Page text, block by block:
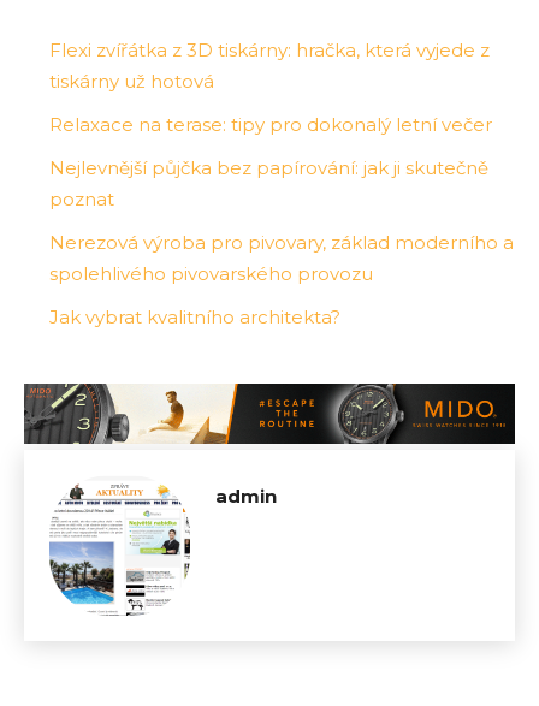
Flexi zvířátka z 3D tiskárny: hračka, která vyjede z
tiskárny už hotová
Relaxace na terase: tipy pro dokonalý letní večer
Nejlevnější půjčka bez papírování: jak ji skutečně
poznat
Nerezová výroba pro pivovary, základ moderního a
spolehlivého pivovarského provozu
Jak vybrat kvalitního architekta?
admin